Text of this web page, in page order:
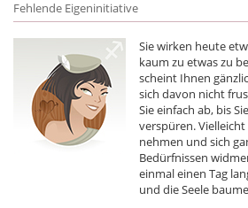
Fehlende Eigeninitiative
Sie wirken heute
kaum zu etwas zu
scheint Ihnen
sich davon nicht
Sie einfach ab, bis
verspüren.
nehmen und sich
Bedürfnissen
einmal einen Tag
und die Seele